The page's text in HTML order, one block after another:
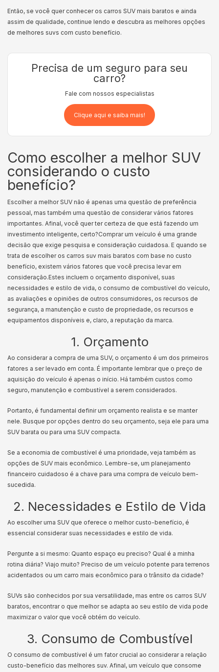
Então, se você quer conhecer os carros SUV mais baratos e ainda
assim de qualidade, continue lendo e descubra as melhores opções
de melhores suvs com custo benefício.
Precisa de um seguro para seu
carro?
Fale com nossos especialistas
Clique aqui e saiba mais!
Como escolher a melhor SUV
considerando o custo
benefício?
Escolher a melhor SUV não é apenas uma questão de preferência
pessoal, mas também uma questão de considerar vários fatores
importantes. Afinal, você quer ter certeza de que está fazendo um
investimento inteligente, certo?Comprar um veículo é uma grande
decisão que exige pesquisa e consideração cuidadosa. E quando se
trata de escolher os carros suv mais baratos com base no custo
benefício, existem vários fatores que você precisa levar em
consideração.Estes incluem o orçamento disponível, suas
necessidades e estilo de vida, o consumo de combustível do veículo,
as avaliações e opiniões de outros consumidores, os recursos de
segurança, a manutenção e custo de propriedade, os recursos e
equipamentos disponíveis e, claro, a reputação da marca.
1. Orçamento
Ao considerar a compra de uma SUV, o orçamento é um dos primeiros
fatores a ser levado em conta. É importante lembrar que o preço de
aquisição do veículo é apenas o início. Há também custos como
seguro, manutenção e combustível a serem considerados.
Portanto, é fundamental definir um orçamento realista e se manter
nele. Busque por opções dentro do seu orçamento, seja ele para uma
SUV barata ou para uma SUV compacta.
Se a economia de combustível é uma prioridade, veja também as
opções de SUV mais econômico. Lembre-se, um planejamento
financeiro cuidadoso é a chave para uma compra de veículo bem-
sucedida.
2. Necessidades e Estilo de Vida
Ao escolher uma SUV que oferece o melhor custo-benefício, é
essencial considerar suas necessidades e estilo de vida.
Pergunte a si mesmo: Quanto espaço eu preciso? Qual é a minha
rotina diária? Viajo muito? Preciso de um veículo potente para terrenos
acidentados ou um carro mais econômico para o trânsito da cidade?
SUVs são conhecidos por sua versatilidade, mas entre os carros SUV
baratos, encontrar o que melhor se adapta ao seu estilo de vida pode
maximizar o valor que você obtém do veículo.
3. Consumo de Combustível
O consumo de combustível é um fator crucial ao considerar a relação
custo-benefício das melhores suv. Afinal, um veículo que consome